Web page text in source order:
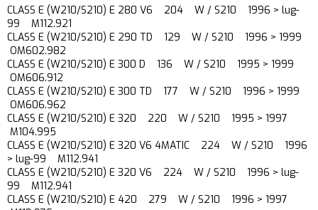
CLASS E (W210/S210) E 280 V6 204 W / S210 1996 > lug-
99 M112.921
CLASS E (W210/S210) E 290 TD 129 W / S210 1996 > 1999
OM602.982
CLASS E (W210/S210) E 300 D 136 W / S210 1995 > 1999
OM606.912
CLASS E (W210/S210) E 300 TD 177 W / S210 1996 > 1999
OM606.962
CLASS E (W210/S210) E 320 220 W / S210 1995 > 1997
M104.995
CLASS E (W210/S210) E 320 V6 4MATIC 224 W / S210 1996
> lug-99 M112.941
CLASS E (W210/S210) E 320 V6 224 W / S210 1996 > lug-
99 M112.941
CLASS E (W210/S210) E 420 279 W / S210 1996 > 1997